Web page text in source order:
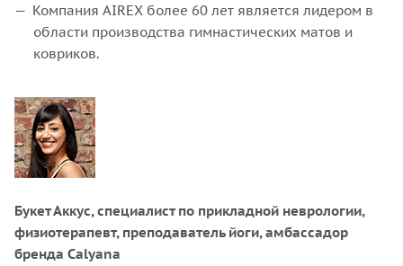
Компания AIREX более 60 лет является лидером в
области производства гимнастических матов и
ковриков.
Букет Аккус, специалист по прикладной неврологии,
физиотерапевт, преподаватель йоги, амбассадор
бренда Calyana